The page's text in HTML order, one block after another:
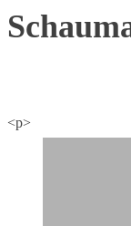
<p>